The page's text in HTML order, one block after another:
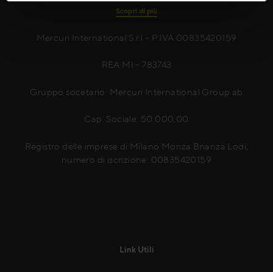
Scopri di più
Mercuri International S.r.l – P.IVA 00835420159
REA MI – 783743
Gruppo socetario: Mercuri International Group ab
Cap. Sociale: 50.000,00
Registro delle imprese di Milano Monza Brianza Lodi,
numero di iscrizione: 00835420159
Link Utili